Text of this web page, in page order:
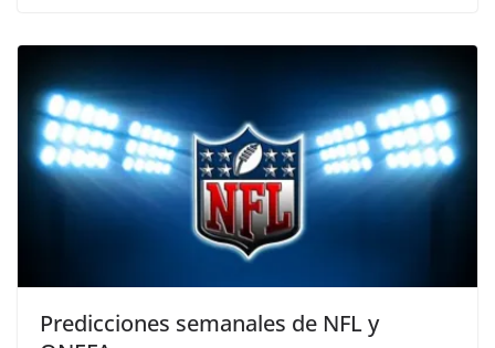
Predicciones semanales de NFL y